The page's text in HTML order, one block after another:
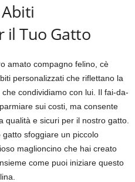
il Tuo Gatto
amato compagno felino, cè
personalizzati che riflettano la
condividiamo con lui. Il fai-da-
sui costi, ma consente
qualità e sicuri per il nostro gatto.
sfoggiare un piccolo
maglioncino che hai creato
come puoi iniziare questo